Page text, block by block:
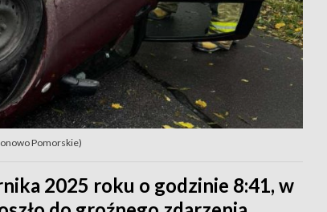
Pomorskie)
2025 roku o godzinie 8:41, w